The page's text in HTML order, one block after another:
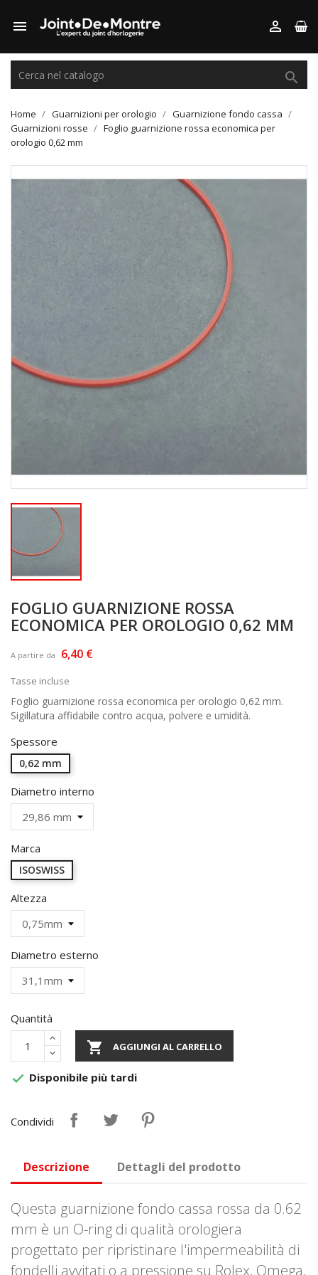
 

Home Guarnizioni per orologio
Guarnizione fondo cassa
Guarnizioni rosse
Foglio guarnizione rossa economica per
orologio 0,62 mm
FOGLIO GUARNIZIONE ROSSA
ECONOMICA PER OROLOGIO 0,62 MM
A partire da 6,40 €
Tasse incluse
Foglio guarnizione rossa economica per orologio 0,62 mm.
Sigillatura affidabile contro acqua, polvere e umidità.
Spessore
0,62 mm
Diametro interno
Marca
ISOSWISS
Altezza
Diametro esterno
Quantità
 AGGIUNGI AL CARRELLO
 Disponibile più tardi
Condividi
Descrizione Dettagli del prodotto
Questa guarnizione fondo cassa rossa da 0.62
mm è un O-ring di qualità orologiera
progettato per ripristinare l'impermeabilità di
fondelli avvitati o a pressione su Rolex, Omega,